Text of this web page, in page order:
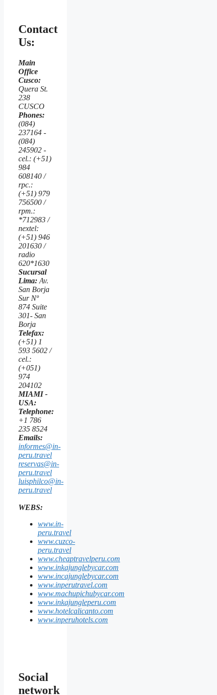
Contact
Us:
Main
Office
Cusco:
Quera St.
238
CUSCO
Phones:
(084)
237164 -
(084)
245902 -
cel.: (+51)
984
608140 /
rpc.:
(+51) 979
756500 /
rpm.:
*712983 /
nextel:
(+51) 946
201630 /
radio
620*1630
Sucursal
Lima: Av.
San Borja
Sur Nº
874 Suite
301- San
Borja
Telefax:
(+51) 1
593 5602 /
cel.:
(+051)
974
204102
MIAMI -
USA:
Telephone:
+1 786
235 8524
Emails:
informes@in-
peru.travel
reservas@in-
peru.travel
luisphilco@in-
peru.travel
WEBS:
www.in-
peru.travel
www.cuzco-
peru.travel
www.cheaptravelperu.com
www.inkajunglebycar.com
www.incajunglebycar.com
www.inperutravel.com
www.machupichubycar.com
www.inkajungleperu.com
www.hotelcalicanto.com
www.inperuhotels.com
Social
network